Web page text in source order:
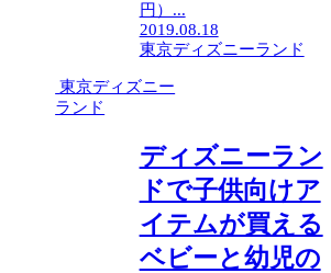
円）...
2019.08.18
東京ディズニーランド
東京ディズニー
ランド
ディズニーラン
ドで子供向けア
イテムが買える
ベビーと幼児の